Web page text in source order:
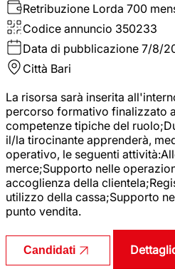
Retribuzione Lorda 700
Codice annuncio 350233
Data di pubblicazione 7/8/
Città Bari
La risorsa sarà inserita
percorso formativo finalizzato
competenze tipiche del
il/la tirocinante apprenderà,
operativo, le seguenti
merce;Supporto nelle
accoglienza della
utilizzo della cassa;Supporto
punto vendita.
Candidati